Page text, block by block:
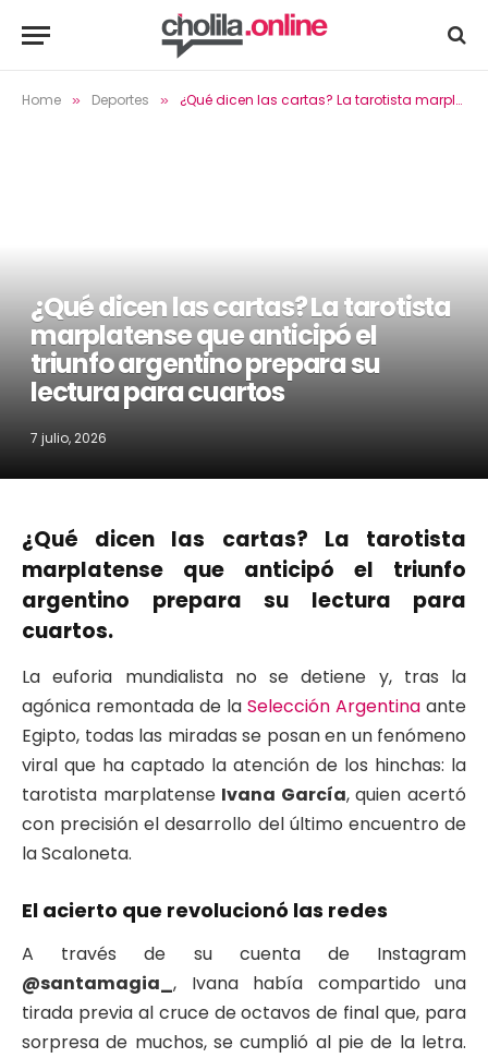
Home » Deportes » ¿Qué dicen las cartas? La tarotista marplatense que anticipó el triunfo argentino prepara su lectura para cuartos
¿Qué dicen las cartas? La tarotista
marplatense que anticipó el
triunfo argentino prepara su
lectura para cuartos
7 julio, 2026
¿Qué dicen las cartas? La tarotista
marplatense que anticipó el triunfo
argentino prepara su lectura para
cuartos.
La euforia mundialista no se detiene y, tras la
agónica remontada de la Selección Argentina ante
Egipto, todas las miradas se posan en un fenómeno
viral que ha captado la atención de los hinchas: la
tarotista marplatense Ivana García, quien acertó
con precisión el desarrollo del último encuentro de
la Scaloneta.
El acierto que revolucionó las redes
A través de su cuenta de Instagram
@santamagia_, Ivana había compartido una
tirada previa al cruce de octavos de final que, para
sorpresa de muchos, se cumplió al pie de la letra.